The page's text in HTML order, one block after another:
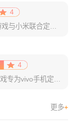
4
第五人格小米版是经由网易游戏与小米联合定制的一款非对称对抗手游，集合了解谜与战斗的元素，玩家可以使用小米账号和官方账号进行同步登录，并且能够获得许多专属福利和小米特权。游戏具有精美制作的界面，令人称赞
4
天下手游vivo版本是有网易游戏专为vivo手机定制的一款山海经玄幻国风旗舰手游，从版本可使用vivo账号一键登录，并且上线还可领取vivo专属礼包！游戏背景以中国古代山海经典为基础，让玩家从神仙后裔
更多+